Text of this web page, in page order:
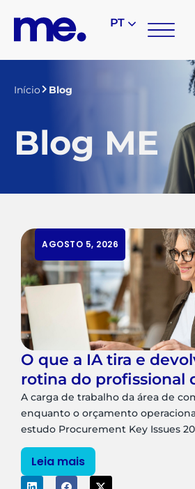
PT
Início Blog
Blog ME
AGOSTO 5, 2026
O que a IA tira e
rotina do profissional
A carga de trabalho da área de
enquanto o orçamento
estudo Procurement Key Issues
Leia mais